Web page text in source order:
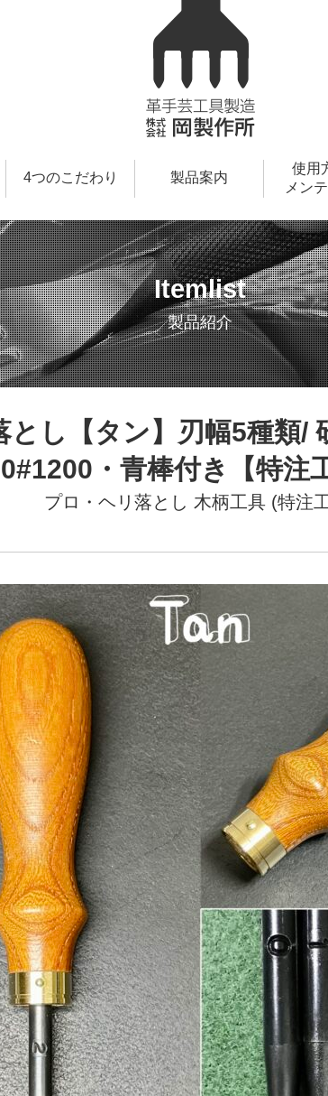
4つのこだわり 製品案内
使用
メン
Itemlist
製品紹介
とし【タン】刃幅5種類/
・青棒付き【特注
プロ・ヘリ落とし 木柄工具 (特注